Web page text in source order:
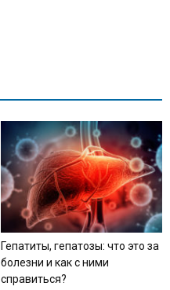
Гепатиты, гепатозы: что это за
болезни и как с ними
справиться?